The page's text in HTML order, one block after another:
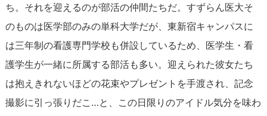
ち。それを迎えるのが部活の仲間たちだ。すずらん医大そ
のものは医学部のみの単科大学だが、東新宿キャンパスに
は三年制の看護専門学校も併設しているため、医学生・看
護学生が一緒に所属する部活も多い。迎えられた彼女たち
は抱えきれないほどの花束やプレゼントを手渡され、記念
撮影に引っ張りだこ…と、この日限りのアイドル気分を味わ